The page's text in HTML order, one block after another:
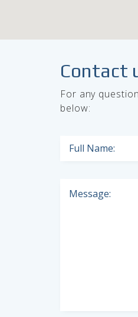
Contact
For any
below:
Full Name:
Message: